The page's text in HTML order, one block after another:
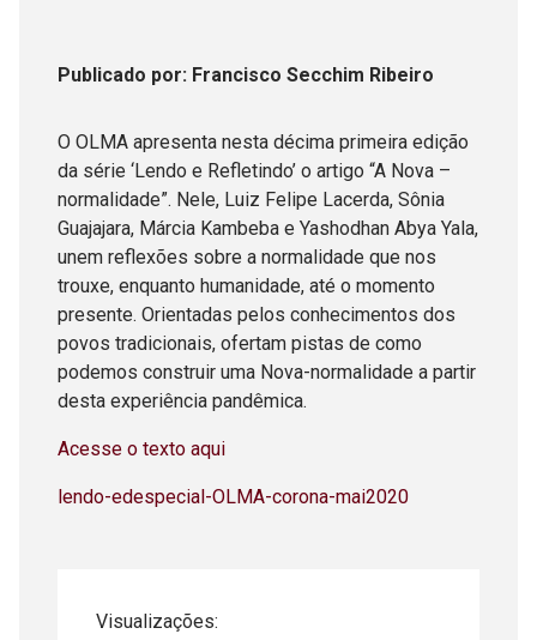
Publicado por: Francisco Secchim Ribeiro
O OLMA apresenta nesta décima primeira edição
da série ‘Lendo e Refletindo’ o artigo “A Nova –
normalidade”. Nele, Luiz Felipe Lacerda, Sônia
Guajajara, Márcia Kambeba e Yashodhan Abya Yala,
unem reflexões sobre a normalidade que nos
trouxe, enquanto humanidade, até o momento
presente. Orientadas pelos conhecimentos dos
povos tradicionais, ofertam pistas de como
podemos construir uma Nova-normalidade a partir
desta experiência pandêmica.
Acesse o texto aqui
lendo-edespecial-OLMA-corona-mai2020
Visualizações: